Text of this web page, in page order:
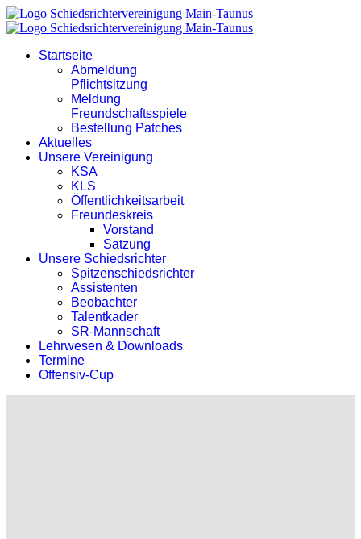
Startseite
Abmeldung
Pflichtsitzung
Meldung
Freundschaftsspiele
Bestellung Patches
Aktuelles
Unsere Vereinigung
KSA
KLS
Öffentlichkeitsarbeit
Freundeskreis
Vorstand
Satzung
Unsere Schiedsrichter
Spitzenschiedsrichter
Assistenten
Beobachter
Talentkader
SR-Mannschaft
Lehrwesen & Downloads
Termine
Offensiv-Cup